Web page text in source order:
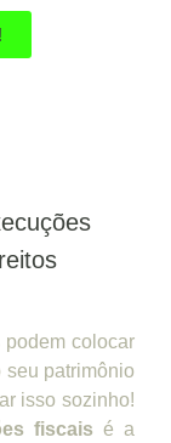
colocar
patrimônio
isso sozinho!
fiscais é a